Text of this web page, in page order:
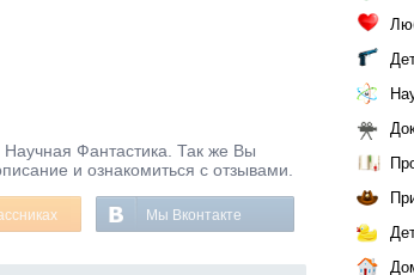
Фантастика. Так же Вы
и ознакомиться с отзывами.
Мы Вконтакте